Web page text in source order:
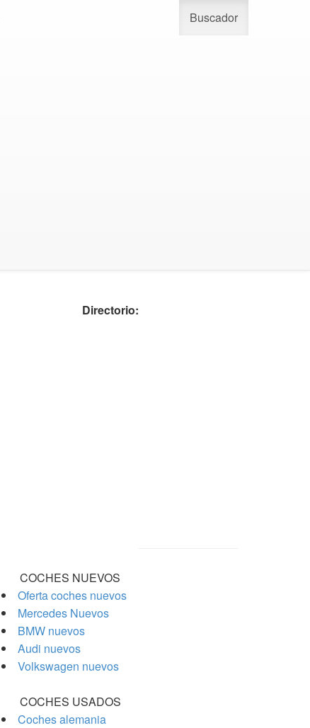
Buscador
Directorio:
COCHES NUEVOS
Oferta coches nuevos
Mercedes Nuevos
BMW nuevos
Audi nuevos
Volkswagen nuevos
COCHES USADOS
Coches alemania